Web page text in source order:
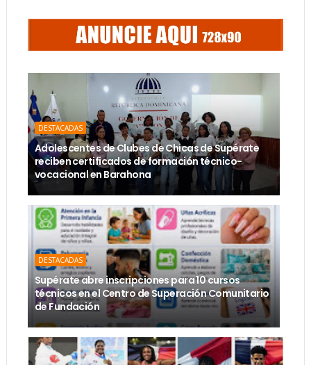
DESTACADAS
Adolescentes de Clubes de Chicas de Supérate
reciben certificados de formación técnico-
vocacional en Barahona
DESTACADAS
Supérate abre inscripciones para 10 cursos
técnicos en el Centro de Superación Comunitario
de Fundación